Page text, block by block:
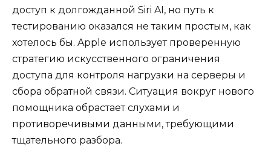
доступ к долгожданной Siri AI, но путь к
тестированию оказался не таким простым, как
хотелось бы. Apple использует проверенную
стратегию искусственного ограничения
доступа для контроля нагрузки на серверы и
сбора обратной связи. Ситуация вокруг нового
помощника обрастает слухами и
противоречивыми данными, требующими
тщательного разбора.